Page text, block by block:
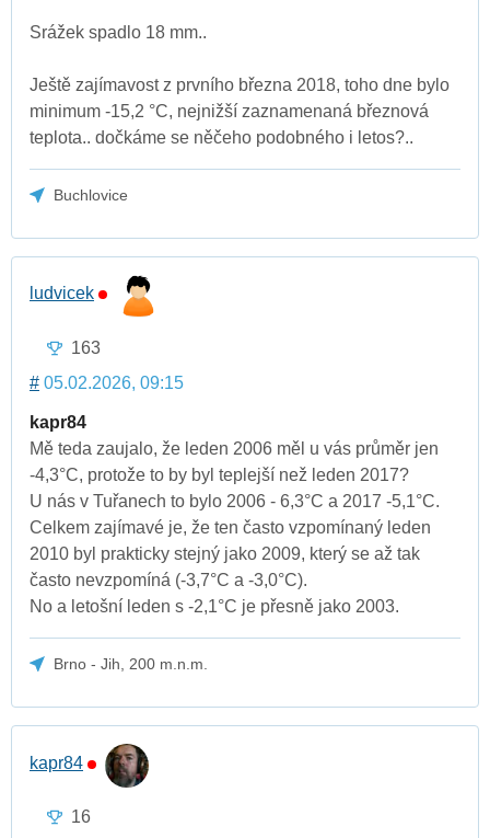
Srážek spadlo 18 mm..
Ještě zajímavost z prvního března 2018, toho dne bylo
minimum -15,2 °C, nejnižší zaznamenaná březnová
teplota.. dočkáme se něčeho podobného i letos?..
Buchlovice
ludvicek
163
# 05.02.2026, 09:15
kapr84
Mě teda zaujalo, že leden 2006 měl u vás průměr jen
-4,3°C, protože to by byl teplejší než leden 2017?
U nás v Tuřanech to bylo 2006 - 6,3°C a 2017 -5,1°C.
Celkem zajímavé je, že ten často vzpomínaný leden
2010 byl prakticky stejný jako 2009, který se až tak
často nevzpomíná (-3,7°C a -3,0°C).
No a letošní leden s -2,1°C je přesně jako 2003.
Brno - Jih, 200 m.n.m.
kapr84
16